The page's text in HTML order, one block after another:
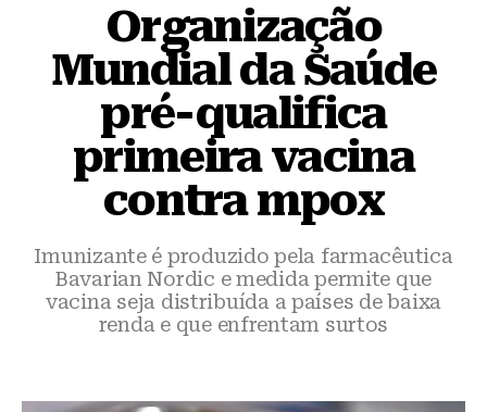
Organização
Mundial da Saúde
pré-qualifica
primeira vacina
contra mpox
Imunizante é produzido pela farmacêutica
Bavarian Nordic e medida permite que
vacina seja distribuída a países de baixa
renda e que enfrentam surtos